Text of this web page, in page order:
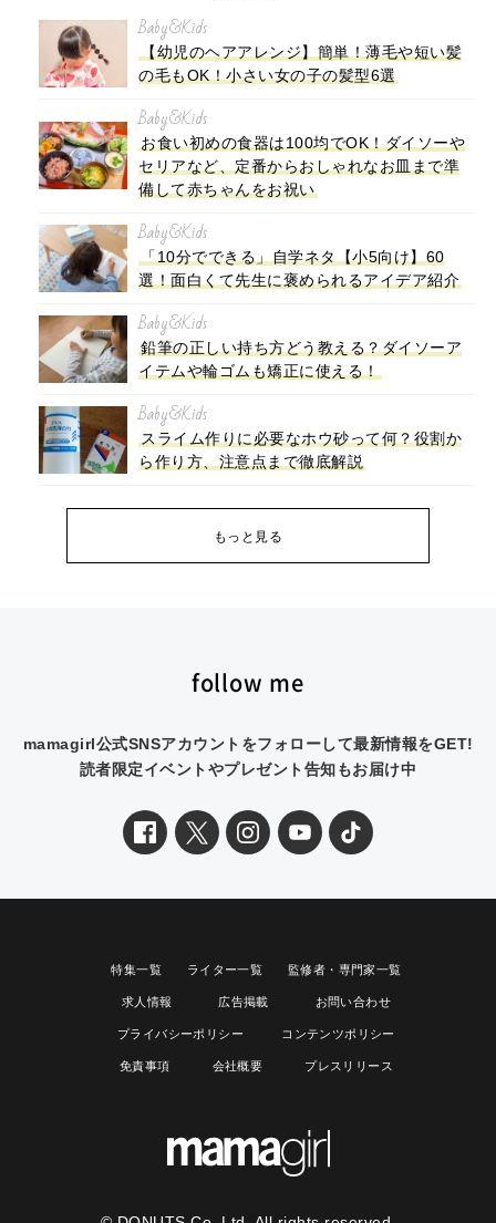
Baby&Kids
【幼児のヘアアレンジ】簡単！薄毛や短い髪
の毛もOK！小さい女の子の髪型6選
Baby&Kids
お食い初めの食器は100均でOK！ダイソーや
セリアなど、定番からおしゃれなお皿まで準
備して赤ちゃんをお祝い
Baby&Kids
「10分でできる」自学ネタ【小5向け】60
選！面白くて先生に褒められるアイデア紹介
Baby&Kids
鉛筆の正しい持ち方どう教える？ダイソーア
イテムや輪ゴムも矯正に使える！
Baby&Kids
スライム作りに必要なホウ砂って何？役割か
ら作り方、注意点まで徹底解説
もっと見る
follow me
mamagirl公式SNSアカウントをフォローして最新情報をGET!
読者限定イベントやプレゼント告知もお届け中
特集一覧 ライター一覧 監修者・専門家一覧
求人情報 広告掲載 お問い合わせ
プライバシーポリシー コンテンツポリシー
免責事項 会社概要 プレスリリース